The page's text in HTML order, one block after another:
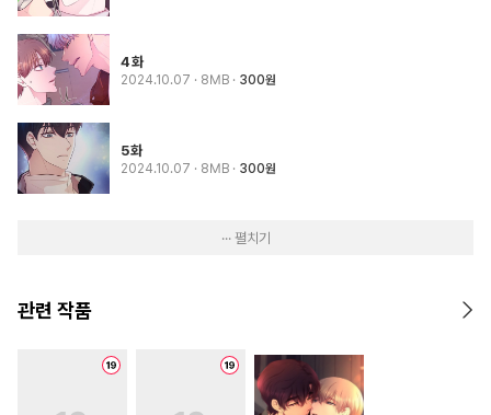
4화
2024.10.07 · 8MB 300원
5화
2024.10.07 · 8MB 300원
··· 펼치기
관련 작품